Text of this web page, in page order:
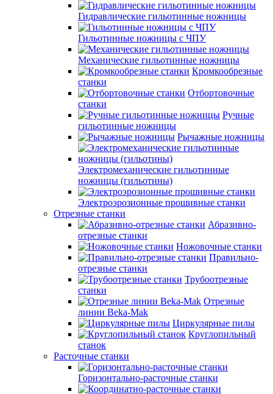
Гидравлические гильотинные ножницы
Гильотинные ножницы с ЧПУ
Механические гильотинные ножницы
Кромкообрезные
станки
Отбортовочные
станки
Ручные
гильотинные ножницы
Рычажные ножницы
Электромеханические гильотинные
ножницы (гильотины)
Электроэрозионные прошивные станки
Отрезные станки
Абразивно-
отрезные станки
Ножовочные станки
Правильно-
отрезные станки
Трубоотрезные
станки
Отрезные
линии Beka-Mak
Циркулярные пилы
Круглопильный
станок
Расточные станки
Горизонтально-расточные станки